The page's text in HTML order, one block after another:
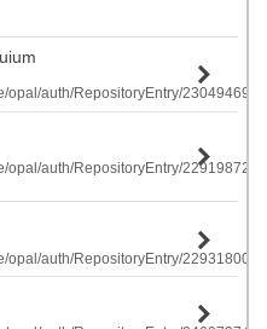
opal/auth/RepositoryEntry/
opal/auth/RepositoryEntry/
opal/auth/RepositoryEntry/